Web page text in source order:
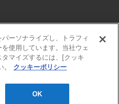
Co., Ltd.
ーソナライズし、トラフィ
使用しています。当社ウェ
マイズするには、[クッキ
クッキーポリシー
OK